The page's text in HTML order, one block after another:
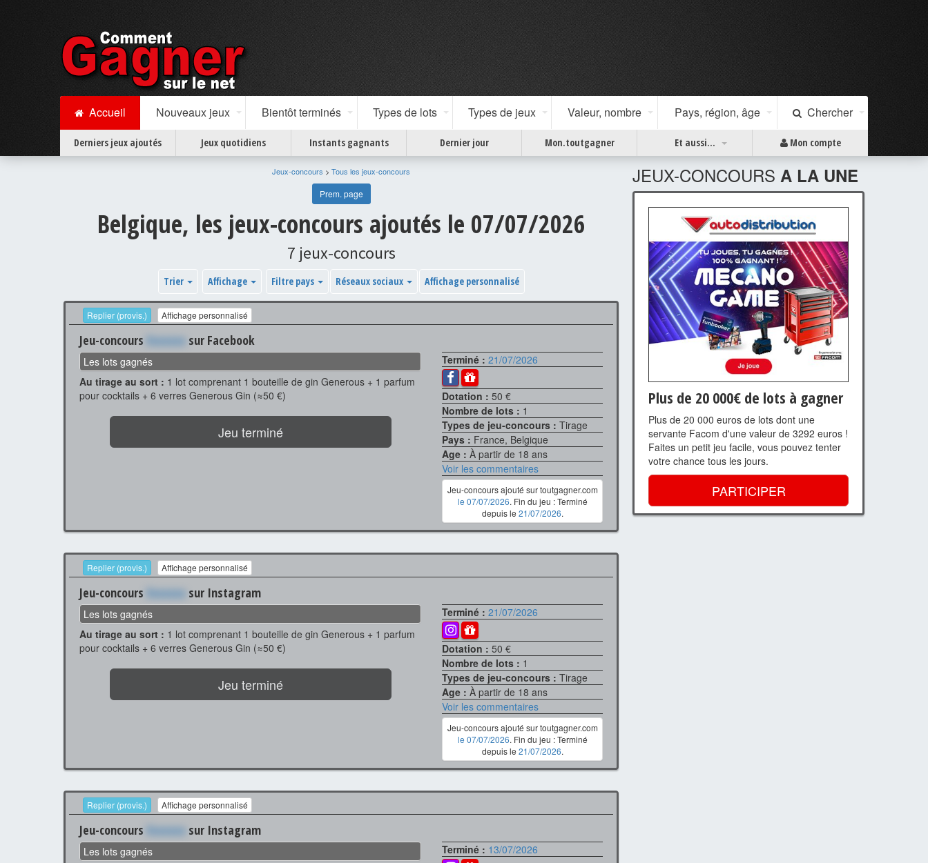
Accueil Nouveaux jeux Bientôt terminés Types de lots Types de jeux Valeur, nombre Pays, région, âge Chercher
Derniers jeux ajoutés Jeux quotidiens Instants gagnants Dernier jour Mon.toutgagner Et aussi... Mon compte
JEUX-CONCOURS A LA UNE
Plus de 20 000€ de lots à gagner
Plus de 20 000 euros de lots dont une
servante Facom d'une valeur de 3292 euros !
Faites un petit jeu facile, vous pouvez tenter
votre chance tous les jours.
PARTICIPER
Jeux-concours > Tous les jeux-concours
Prem. page
Belgique, les jeux-concours ajoutés le 07/07/2026
7 jeux-concours
Trier Affichage Filtre pays Réseaux sociaux Affichage personnalisé
Replier (provis.) Affichage personnalisé
Jeu-concours Xxxxxxx sur Facebook
Les lots gagnés
Au tirage au sort : 1 lot comprenant 1 bouteille de gin Generous + 1 parfum
pour cocktails + 6 verres Generous Gin (≈50 €)
Jeu terminé
Terminé :21/07/2026
Dotation :50 €
Nombre de lots : 1
Types de jeu-concours :Tirage
Pays : France, Belgique
Age :À partir de 18 ans
Voir les commentaires
Jeu-concours ajouté sur toutgagner.com
le 07/07/2026. Fin du jeu : Terminé
depuis le 21/07/2026.
Replier (provis.) Affichage personnalisé
Jeu-concours Xxxxxxx sur Instagram
Les lots gagnés
Au tirage au sort : 1 lot comprenant 1 bouteille de gin Generous + 1 parfum
pour cocktails + 6 verres Generous Gin (≈50 €)
Jeu terminé
Terminé :21/07/2026
Dotation :50 €
Nombre de lots : 1
Types de jeu-concours :Tirage
Age :À partir de 18 ans
Voir les commentaires
Jeu-concours ajouté sur toutgagner.com
le 07/07/2026. Fin du jeu : Terminé
depuis le 21/07/2026.
Replier (provis.) Affichage personnalisé
Jeu-concours Xxxxxxx sur Instagram
Les lots gagnés
Terminé : 13/07/2026